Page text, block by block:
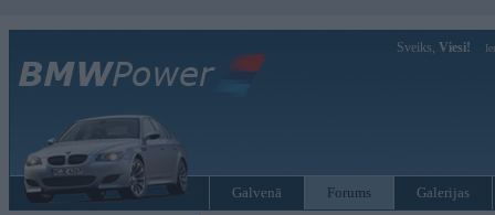
Sveiks, Viesi!
Galvenā Forums Galerijas